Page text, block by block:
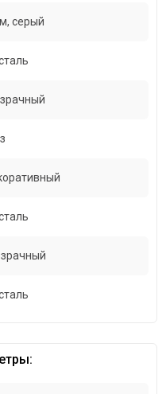
серый